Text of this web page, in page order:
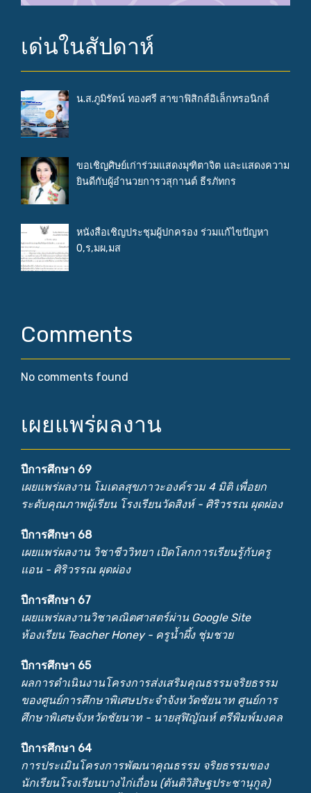
เด่นในสัปดาห์
น.ส.ภูมิรัตน์ ทองศรี สาขาฟิสิกส์อิเล็กทรอนิกส์
ขอเชิญศิษย์เก่าร่วมแสดงมุฑิตาจิต และแสดงความ
ยินดีกับผู้อำนวยการวสุกานต์ ธีรภัทกร
หนังสือเชิญประชุมผู้ปกครอง ร่วมแก้ไขปัญหา
0,ร,มผ,มส
Comments
No comments found
เผยแพร่ผลงาน
ปีการศึกษา 69
เผยแพร่ผลงาน โมเดลสุขภาวะองค์รวม 4 มิติ เพื่อยก
ระดับคุณภาพผู้เรียน โรงเรียนวัดสิงห์ - ศิริวรรณ ผุดผ่อง
ปีการศึกษา 68
เผยแพร่ผลงาน วิชาชีววิทยา เปิดโลกการเรียนรู้กับครู
แอน - ศิริวรรณ ผุดผ่อง
ปีการศึกษา 67
เผยแพร่ผลงานวิชาคณิตศาสตร์ผ่าน Google Site
ห้องเรียน Teacher Honey - ครูน้ำผึ้ง ชุ่มชวย
ปีการศึกษา 65
ผลการดำเนินงานโครงการส่งเสริมคุณธรรมจริยธรรม
ของศูนย์การศึกษาพิเศษประจำจังหวัดชัยนาท ศูนย์การ
ศึกษาพิเศษจังหวัดชัยนาท - นายสุฬิญัณห์ ตรีพิมพ์มงคล
ปีการศึกษา 64
การประเมินโครงการพัฒนาคุณธรรม จริยธรรมของ
นักเรียนโรงเรียนบางไก่เถื่อน (ตันติวิสิษฐประชานุกูล)